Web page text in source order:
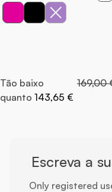
Tão baixo
quanto 143,65 €
Preço
169,00
Escreva a
Only registered